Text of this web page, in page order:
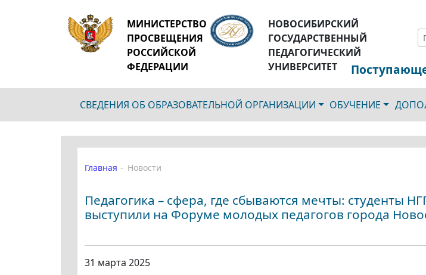
МИНИСТЕРСТВО
ПРОСВЕЩЕНИЯ
РОССИЙСКОЙ
ФЕДЕРАЦИИ
НОВОСИБИРСКИЙ
ГОСУДАРСТВЕННЫЙ
ПЕДАГОГИЧЕСКИЙ
УНИВЕРСИТЕТ
СВЕДЕНИЯ ОБ ОБРАЗОВАТЕЛЬНОЙ ОРГАНИЗАЦИИ ОБУЧЕНИЕ
Главная Новости
Педагогика – сфера, где сбываются мечты: студенты
выступили на Форуме молодых педагогов города
31 марта 2025